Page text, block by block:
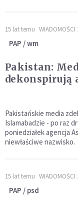
15 lat temu WIADOMOŚCI
PAP / wm
Pakistan:
dekonspirują
Pakistańskie media
Islamabadzie - po raz
poniedziałek agencja
niewłaściwe nazwisko.
15 lat temu WIADOMOŚCI
PAP / psd